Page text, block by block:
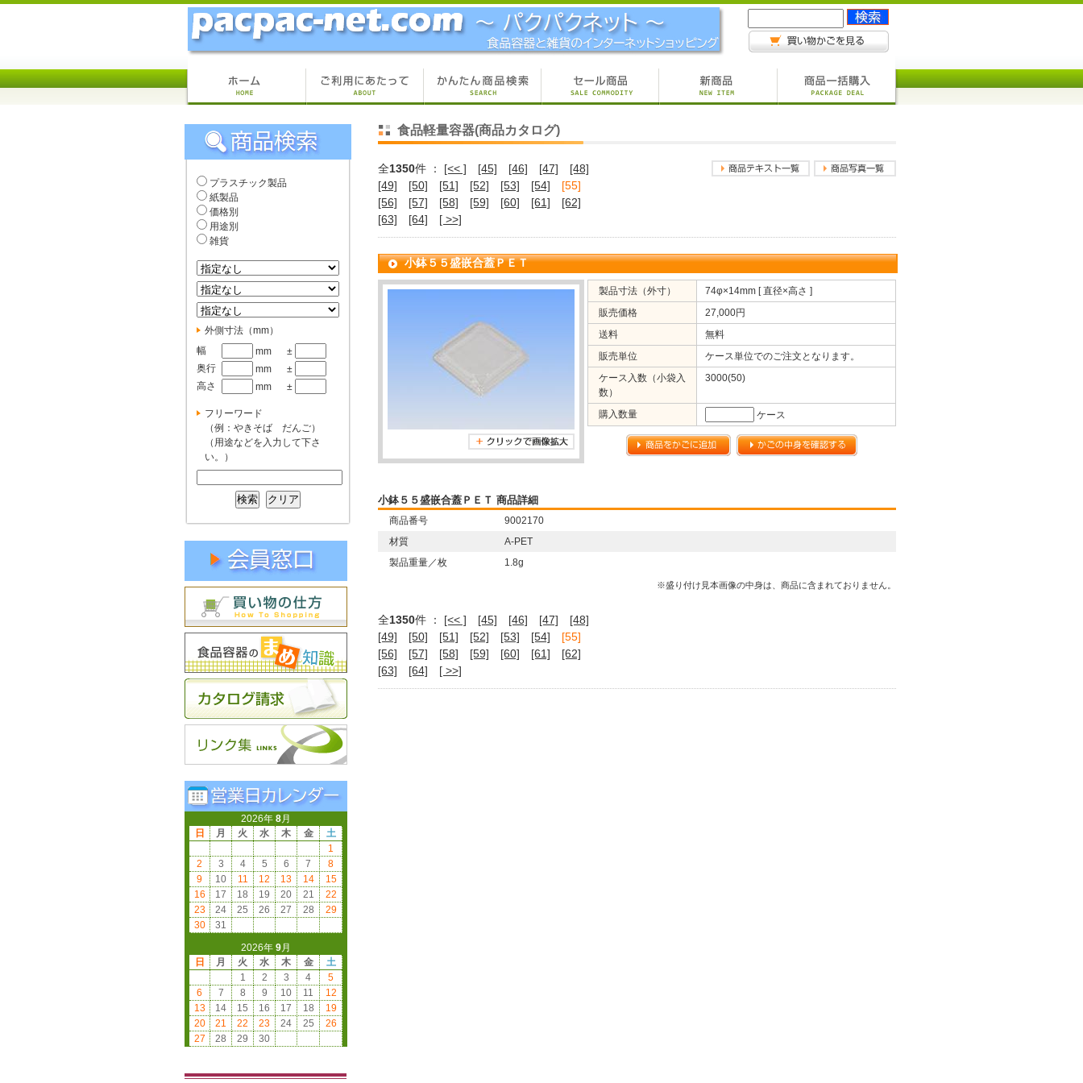
プラスチック製品
紙製品
価格別
用途別
雑貨
外側寸法（mm）
幅
mm
±
奥行
mm
±
高さ
mm ±
フリーワード
（例：やきそば だんご）
（用途などを入力して下さ
い。）
2026年 8月
日
月 火 水 木 金
土
1
2
3 4 5 6 7
8
9
10 11 12 13 14
15
16
17 18 19 20 21
22
23
24 25 26 27 28
29
30
31
2026年 9月
日
月 火 水 木 金
土
1
2 3 4
5
6
7 8 9 10 11
12
13
14 15 16 17 18
19
20
21 22 23 24 25
26
27
28 29 30
食品軽量容器(商品カタログ)
全1350件 ： [<< ] [45] [46] [47]
[48]
[49]
[50] [51] [52] [53] [54]
[55]
[56]
[57] [58] [59] [60] [61]
[62]
[63]
[64] [ >>]
小鉢５５盛嵌合蓋ＰＥＴ
製品寸法（外寸）
74φ×14mm [ 直径×高さ ]
販売価格
27,000円
送料
無料
販売単位
ケース単位でのご注文となります。
ケース入数（小袋入
数）
3000(50)
購入数量 ケース
小鉢５５盛嵌合蓋ＰＥＴ 商品詳細
商品番号
9002170
材質
A-PET
製品重量／枚
1.8g
※盛り付け見本画像の中身は、商品に含まれておりません。
全1350件 ： [<< ] [45] [46] [47]
[48]
[49]
[50] [51] [52] [53] [54]
[55]
[56]
[57] [58] [59] [60] [61]
[62]
[63]
[64] [ >>]